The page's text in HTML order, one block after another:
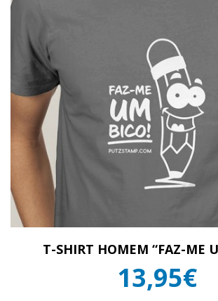
T-SHIRT HOMEM “FAZ-ME
13,95€